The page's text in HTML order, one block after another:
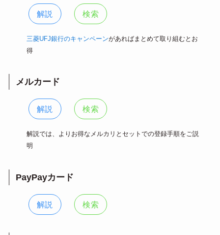
解説 検索
三菱UFJ銀行のキャンペーンがあればまとめて取り組むとお
得
メルカード
解説 検索
解説では、よりお得なメルカリとセットでの登録手順をご説
明
PayPayカード
解説 検索